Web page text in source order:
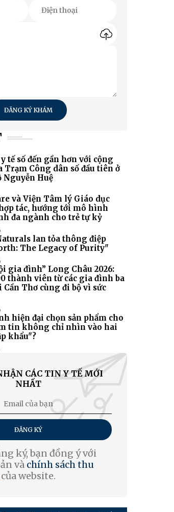
ĐĂNG KÝ KHÁM
tế số đến gần hơn với cộng
Trạm Công dân số đầu tiên ở
Nguyễn Huệ
và Viện Tâm lý Giáo dục
tác, hướng tới mô hình
đa ngành cho trẻ tự kỷ
lan tỏa thông điệp
The Legacy of Purity"
gia đình” Long Châu 2026:
thành viên từ các gia đình ba
Cần Thơ cùng đi bộ vì sức
hiện đại chọn sản phẩm cho
tin không chỉ nhìn vào hai
khẩu"?
CÁC TIN Y TẾ MỚI
NHẤT
ĐĂNG KÝ
ký, bạn đồng ý với
và chính sách thu
của website.